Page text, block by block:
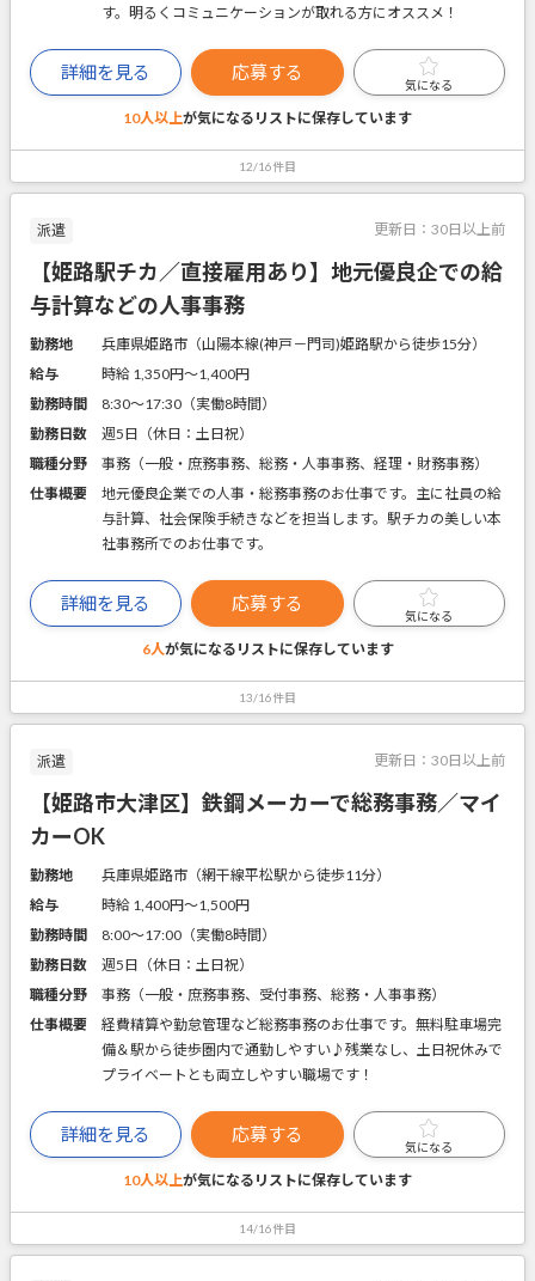
す。明るくコミュニケーションが取れる方にオススメ！
詳細を見る 応募する
気になる
10人以上が気になるリストに保存しています
12/16件目
派遣 更新日： 30日以上前
【姫路駅チカ／直接雇用あり】地元優良企での給
与計算などの人事事務
勤務地
兵庫県姫路市（山陽本線(神戸－門司)姫路駅から徒歩15分）
給与
時給 1,350円〜1,400円
勤務時間
8:30～17:30（実働8時間）
勤務日数
週5日（休日：土日祝）
職種分野
事務（一般・庶務事務、総務・人事事務、経理・財務事務）
仕事概要
地元優良企業での人事・総務事務のお仕事です。主に社員の給
与計算、社会保険手続きなどを担当します。駅チカの美しい本
社事務所でのお仕事です。
詳細を見る 応募する
気になる
6人が気になるリストに保存しています
13/16件目
派遣 更新日： 30日以上前
【姫路市大津区】鉄鋼メーカーで総務事務／マイ
カーOK
勤務地
兵庫県姫路市（網干線平松駅から徒歩11分）
給与
時給 1,400円〜1,500円
勤務時間
8:00～17:00（実働8時間）
勤務日数
週5日（休日：土日祝）
職種分野
事務（一般・庶務事務、受付事務、総務・人事事務）
仕事概要
経費精算や勤怠管理など総務事務のお仕事です。無料駐車場完
備＆駅から徒歩圏内で通勤しやすい♪残業なし、土日祝休みで
プライベートとも両立しやすい職場です！
詳細を見る 応募する
気になる
10人以上が気になるリストに保存しています
14/16件目